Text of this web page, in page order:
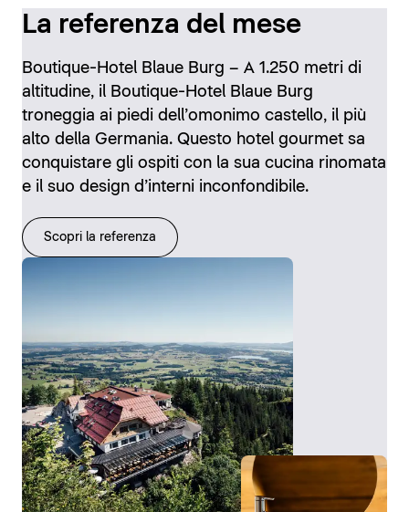
La referenza del mese
Boutique-Hotel Blaue Burg – A 1.250 metri di
altitudine, il Boutique-Hotel Blaue Burg
troneggia ai piedi dell’omonimo castello, il più
alto della Germania. Questo hotel gourmet sa
conquistare gli ospiti con la sua cucina rinomata
e il suo design d’interni inconfondibile.
Scopri la referenza